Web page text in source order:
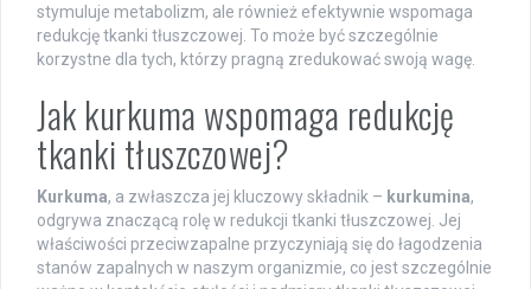
stymuluje metabolizm, ale również efektywnie wspomaga
redukcję tkanki tłuszczowej. To może być szczególnie
korzystne dla tych, którzy pragną zredukować swoją wagę.
Jak kurkuma wspomaga redukcję
tkanki tłuszczowej?
Kurkuma, a zwłaszcza jej kluczowy składnik – kurkumina,
odgrywa znaczącą rolę w redukcji tkanki tłuszczowej. Jej
właściwości przeciwzapalne przyczyniają się do łagodzenia
stanów zapalnych w naszym organizmie, co jest szczególnie